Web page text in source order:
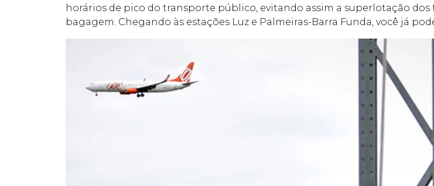
horários de pico do transporte público, evitando assim a superlotação
bagagem. Chegando às estações Luz e Palmeiras-Barra Funda, você já